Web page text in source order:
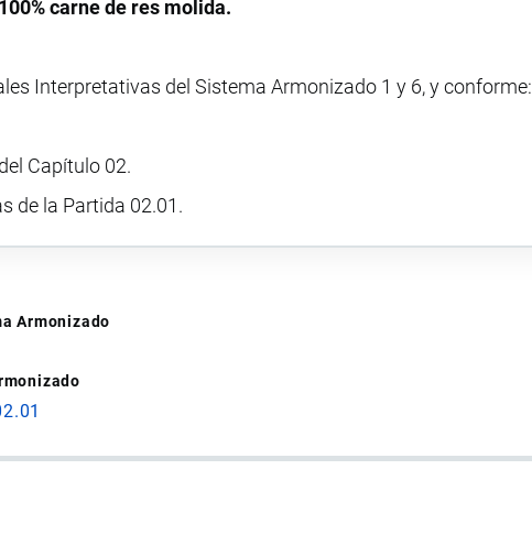
100% carne de res molida.
Interpretativas del Sistema Armonizado 1 y 6, y conforme:
Capítulo 02.
de la Partida 02.01.
Armonizado